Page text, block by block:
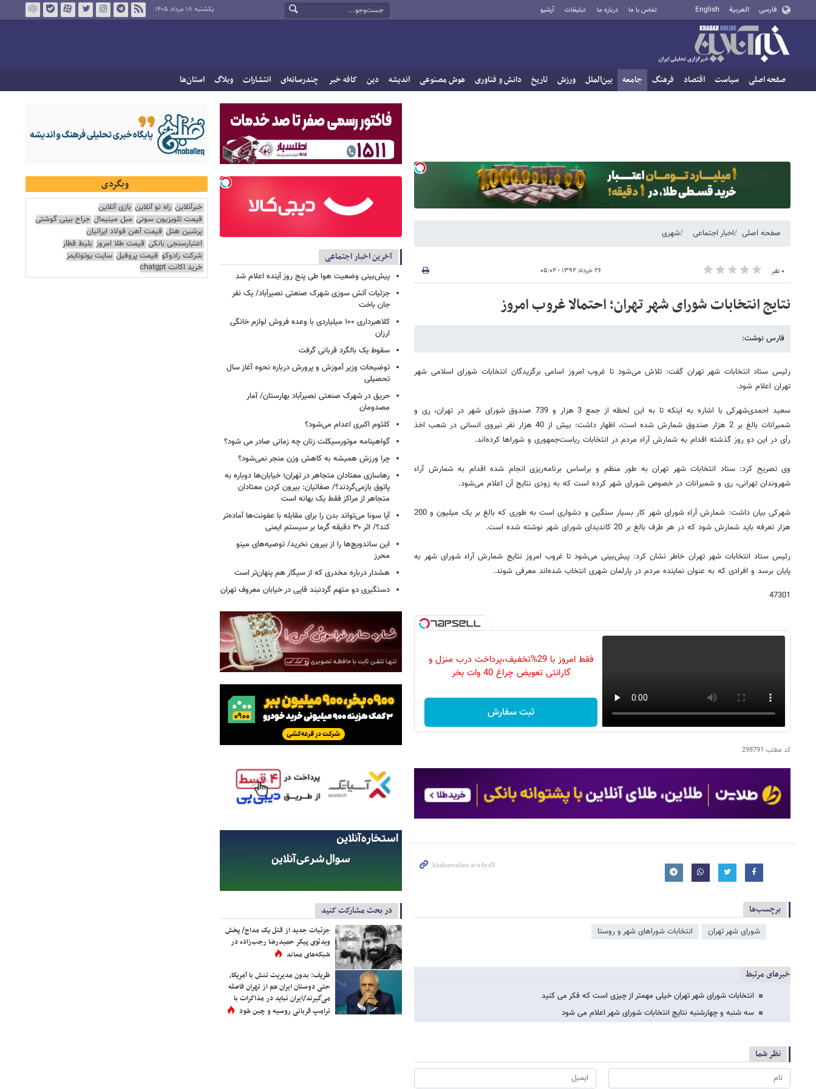
فارسی العربية English تماس با ما درباره ما تبلیغات آرشیو یکشنبه ۱۸ مرداد ۱۴۰۵
صفحه اصلی سیاست اقتصاد فرهنگ جامعه بین‌الملل ورزش تاریخ دانش و فناوری هوش مصنوعی اندیشه دین کافه خبر چندرسانه‌ای انتشارات وبلاگ استان‌ها
صفحه اصلی اخبار اجتماعی شهری
۰ نفر ۲۶ خرداد ۱۳۹۲ - ۰۵:۰۲
نتایج انتخابات شورای شهر تهران؛ احتمالا غروب امروز
فارس نوشت:
رئیس ستاد انتخابات شهر تهران گفت: تلاش می‌شود تا غروب امروز اسامی برگزیدگان انتخابات شورای اسلامی شهر
تهران اعلام شود.
سعید احمدی‌شهرکی با اشاره به اینکه تا به این لحظه از جمع 3 هزار و 739 صندوق شورای شهر در تهران، ری و
شمیرانات بالغ بر 2 هزار صندوق شمارش شده است، اظهار داشت: بیش از 40 هزار نفر نیروی انسانی در شعب اخذ
رأی در این دو روز گذشته اقدام به شمارش آراء مردم در انتخابات ریاست‌جمهوری و شوراها کرده‌اند.
وی تصریح کرد: ستاد انتخابات شهر تهران به طور منظم و براساس برنامه‌ریزی انجام شده اقدام به شمارش آراء
شهروندان تهرانی، ری و شمیرانات در خصوص شورای شهر کرده است که به زودی نتایج آن اعلام می‌شود.
شهرکی بیان داشت: شمارش آراء شورای شهر کار بسیار سنگین و دشواری است به طوری که بالغ بر یک میلیون و 200
هزار تعرفه باید شمارش شود که در هر طرف بالغ بر 20 کاندیدای شورای شهر نوشته شده است.
رئیس ستاد انتخابات شهر تهران خاطر نشان کرد: پیش‌بینی می‌شود تا غروب امروز نتایج شمارش آراء شورای شهر به
پایان برسد و افرادی که به عنوان نماینده مردم در پارلمان شهری انتخاب شده‌اند معرفی ‌شوند.
47301
فقط امروز با 29%تخفیف،پرداخت درب منزل و
گارانتی تعویض چراغ 40 وات بخر
ثبت سفارش
کد مطلب 298791
برچسب‌ها
شورای شهر تهران انتخابات شوراهای شهر و روستا
خبرهای مرتبط
انتخابات شورای شهر تهران خیلی مهمتر از چیزی است که فکر می کنید
سه شنبه و چهارشنبه نتایج انتخابات شورای شهر اعلام می شود
نظر شما
آخرین اخبار اجتماعی
پیش‌بینی وضعیت هوا طی پنج روز آینده اعلام شد
جزئیات آتش سوزی شهرک صنعتی نصیرآباد/ یک نفر
جان باخت
کلاهبرداری ۱۰۰ میلیاردی با وعده فروش لوازم خانگی
ارزان
سقوط یک بالگرد قربانی گرفت
توضیحات وزیر آموزش و پرورش درباره نحوه آغاز سال
تحصیلی
حریق در شهرک صنعتی نصیرآباد بهارستان/ آمار
مصدومان
کلثوم اکبری اعدام می‌شود؟
گواهینامه موتورسیکلت زنان چه زمانی صادر می شود؟
چرا ورزش همیشه به کاهش وزن منجر نمی‌شود؟
رهاسازی معتادان متجاهر در تهران؛ خیابان‌ها دوباره به
پاتوق بازمی‌گردند؟/ صفاتیان: بیرون کردن معتادان
متجاهر از مراکز فقط یک بهانه است
آیا سونا می‌تواند بدن را برای مقابله با عفونت‌ها آماده‌تر
کند؟/ اثر ۳۰ دقیقه گرما بر سیستم ایمنی
این ساندویچ‌ها را از بیرون نخرید/ توصیه‌های مینو
محرز
هشدار درباره مخدری که از سیگار هم پنهان‌تر است
دستگیری دو متهم گردنبند قاپی در خیابان معروف تهران
در بحث مشارکت کنید
جزئیات جدید از قتل یک مداح/ پخش
ویدئوی پیکر حمیدرضا رجب‌زاده در
شبکه‌های معاند
ظریف: بدون مدیریت تنش با آمریکا،
حتی دوستان ایران هم از تهران فاصله
می‌گیرند/ایران نباید در مذاکرات با
ترامپ قربانی روسیه و چین شود
وبگردی
خبرآنلاین راه نو آنلاین بازی آنلاین
قیمت تلویزیون سونی مبل مینیمال جراح بینی گوشتی
پرشین هتل قیمت آهن فولاد ایرانیان
اعتبارسنجی بانکی قیمت طلا امروز بلیط قطار
شرکت رادوکو قیمت پروفیل سایت یوتوتایمز
خرید اکانت chatgpt